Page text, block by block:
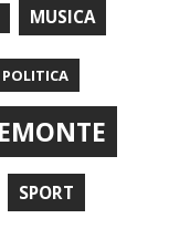
MUSICA
POLITICA
SPORT